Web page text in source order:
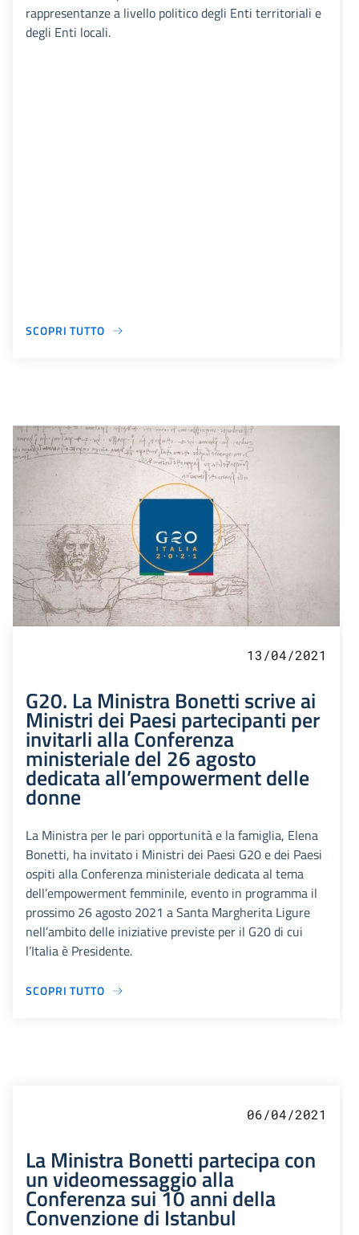
rappresentanze a livello politico degli Enti territoriali e
degli Enti locali.
SCOPRI TUTTO
13/04/2021
G20. La Ministra Bonetti scrive ai
Ministri dei Paesi partecipanti per
invitarli alla Conferenza
ministeriale del 26 agosto
dedicata all’empowerment delle
donne
La Ministra per le pari opportunità e la famiglia, Elena
Bonetti, ha invitato i Ministri dei Paesi G20 e dei Paesi
ospiti alla Conferenza ministeriale dedicata al tema
dell’empowerment femminile, evento in programma il
prossimo 26 agosto 2021 a Santa Margherita Ligure
nell’ambito delle iniziative previste per il G20 di cui
l’Italia è Presidente.
SCOPRI TUTTO
06/04/2021
La Ministra Bonetti partecipa con
un videomessaggio alla
Conferenza sui 10 anni della
Convenzione di Istanbul